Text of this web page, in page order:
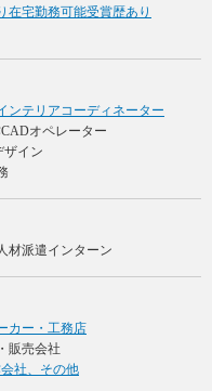
在宅勤務可能受賞歴あり
ンテリアコーディネーター
CADオペレーター
ザイン
材派遣インターン
カー・工務店
販売会社
社、その他